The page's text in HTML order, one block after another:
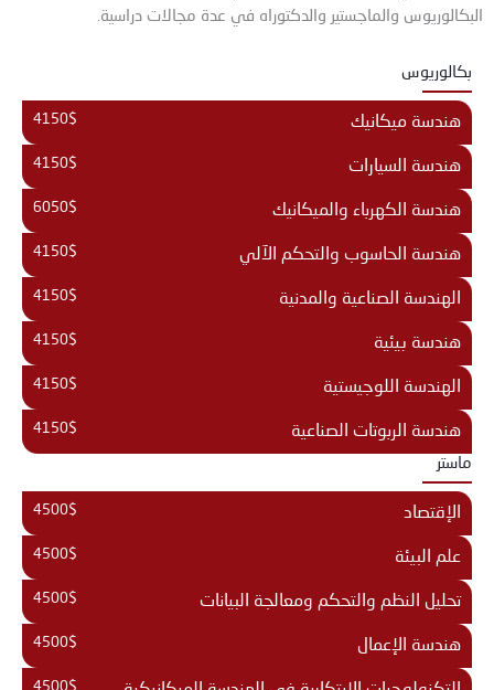
البكالوريوس والماجستير والدكتوراه في عدة مجالات دراسية.
بكالوريوس
هندسة ميكانيك 4150$
هندسة السيارات 4150$
هندسة الكهرباء والميكانيك 6050$
هندسة الحاسوب والتحكم الآلي 4150$
الهندسة الصناعية والمدنية 4150$
هندسة بيئية 4150$
الهندسة اللوجيستية 4150$
هندسة الربوتات الصناعية 4150$
ماستر
الإقتصاد 4500$
علم البيئة 4500$
تحليل النظم والتحكم ومعالجة البيانات 4500$
هندسة الإعمال 4500$